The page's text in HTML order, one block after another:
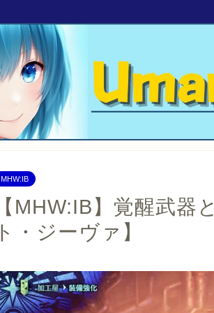
MHW:IB
【MHW:IB】覚醒武
ト・ジーヴァ】